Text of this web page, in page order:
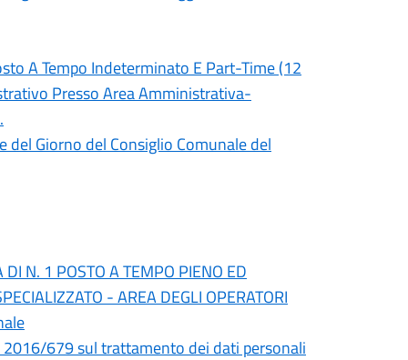
A Tempo Indeterminato E Part-Time (12
Presso Area Amministrativa-
Giorno del Consiglio Comunale del
N. 1 POSTO A TEMPO PIENO ED
- AREA DEGLI OPERATORI
679 sul trattamento dei dati personali